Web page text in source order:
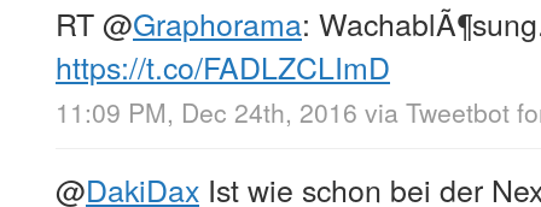
RT@Graphorama:
https://t.co/FADLZCLImD
11:09 PM, Dec 24th, 2016 via Tweetbot
@DakiDax Ist wie schon bei der